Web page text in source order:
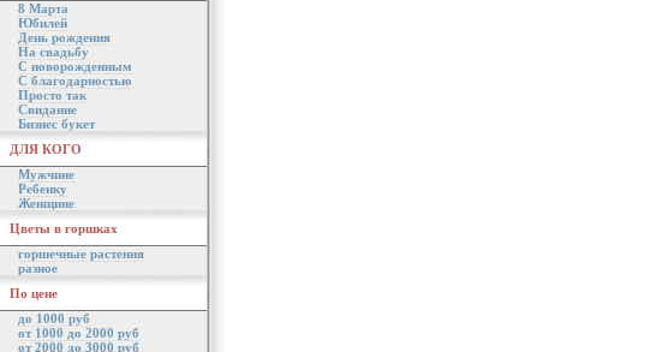
8 Марта
Юбилей
День рождения
На свадьбу
С новорожденным
С благодарностью
Просто так
Свидание
Бизнес букет
ДЛЯ КОГО
Мужчине
Ребенку
Женщине
Цветы в горшках
горшечные растения
разное
По цене
до 1000 руб
от 1000 до 2000 руб
от 2000 до 3000 руб